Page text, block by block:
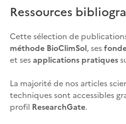
Ressources
Cette sélection de
méthode BioClimSol, ses
et ses applications pratiques
La majorité de nos articles
techniques sont accessibles
profil ResearchGate.